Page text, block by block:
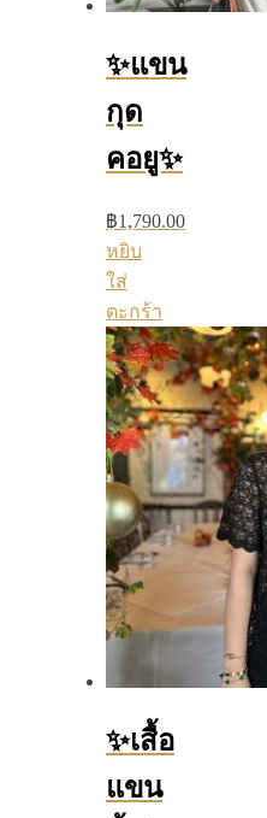
✨แขน
กุด
คอยู✨
฿1,790.00
หยิบ
ใส่
ตะกร้า
✨เสื้อ
แขน